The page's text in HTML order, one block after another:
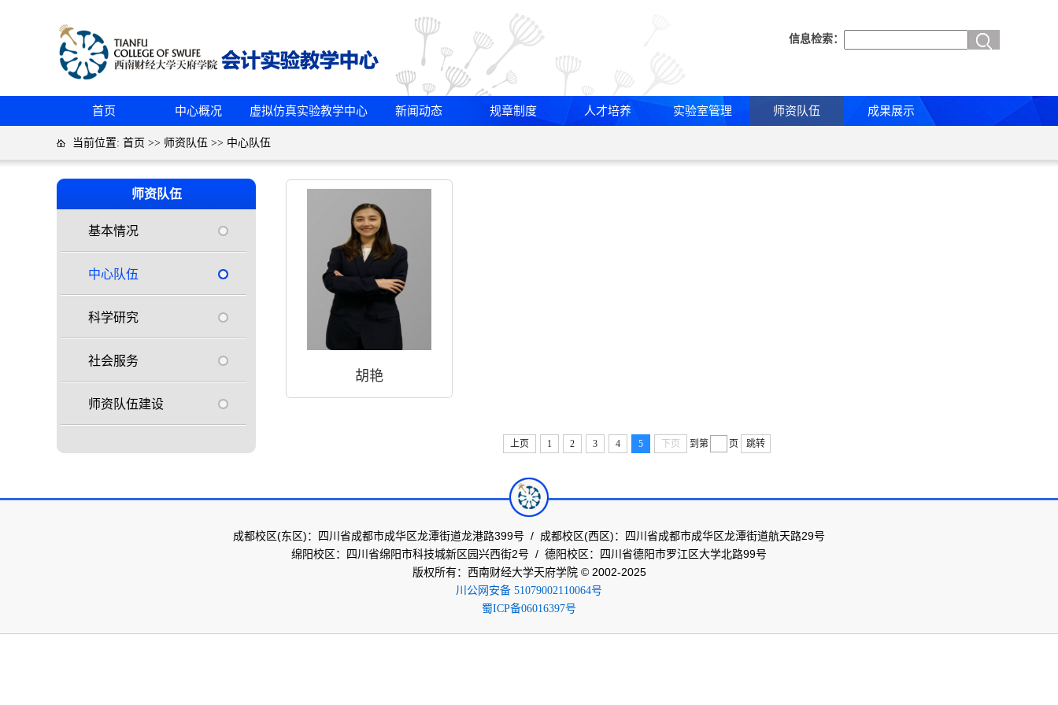
信息检索：
首页 中心概况 虚拟仿真实验教学中心 新闻动态 规章制度 人才培养 实验室管理 师资队伍 成果展示
当前位置: 首页 >> 师资队伍 >> 中心队伍
师资队伍
基本情况
中心队伍
科学研究
社会服务
师资队伍建设
胡艳
上页 1 2 3 4 5 下页 到第 页 跳转
成都校区(东区)：四川省成都市成华区龙潭街道龙港路399号 / 成都校区(西区)：四川省成都市成华区龙潭街道航天路29号
绵阳校区：四川省绵阳市科技城新区园兴西街2号 / 德阳校区：四川省德阳市罗江区大学北路99号
版权所有：西南财经大学天府学院 © 2002-2025
川公网安备 51079002110064号
蜀ICP备06016397号